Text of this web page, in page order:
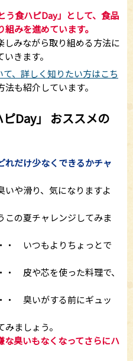
う食ハピDay」として、食品
みを進めています。
しみながら取り組める方法に
きます。
て、詳しく知りたい方はこち
も紹介しています。
Day」 おススメの
れだけ少なくできるかチャ
いや滑り、気になりますよ
この夏チャレンジしてみま
いつもよりちょっとで
皮や芯を使った料理で、
臭いがする前にギュッ
ましょう。
臭いもなくなってさらにハ